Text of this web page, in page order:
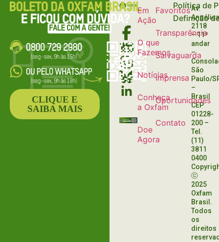
Em
Ação
O que
Fazemos
Notícias
Conheça
a Oxfam
Doe
Agora
Favoritos
Transparência
Salvaguarda
Imprensa
Oportunidades
Contato
Política de
Definição
Av.
2118
– 11º
andar
–
São
Paulo/
–
Brasil
CEP
01228-
200 –
Tel.
(11)
3811
0400
ⓒ
2025
Oxfam
Brasil.
Todos
os
direitos
CLIQUE E
SAIBA MAIS